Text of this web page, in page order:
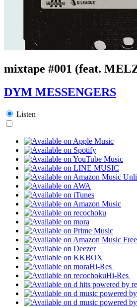
mixtape #001 (feat.
DYM MESSENGERS
Listen
Hi-Res
Hi-Res